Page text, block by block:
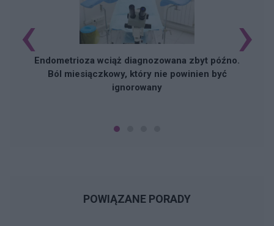
Endometrioza wciąż diagnozowana zbyt późno.
Ból miesiączkowy, który nie powinien być
ignorowany
‹ ›
POWIĄZANE PORADY